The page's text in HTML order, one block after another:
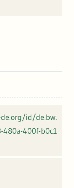
id/de.bw.
480a-400f-b0c1